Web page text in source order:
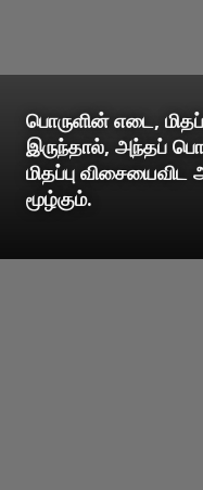
பொருளின் எடை,
இருந்தால், அந்தப்
மிதப்பு
மூழ்கும்.